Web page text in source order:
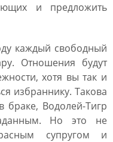
и предложить
каждый свободный
Отношения будут
хотя вы так и
избраннику. Такова
Водолей-Тигр
Но это не
супругом и